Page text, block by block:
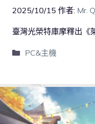
2025/10/15 作者: Mr.
臺灣光榮特庫摩釋出《
PC&主機